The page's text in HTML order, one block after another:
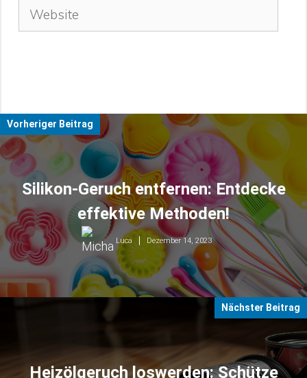
Vorheriger Beitrag
Silikon-Geruch entfernen: Entdecke
effektive Methoden!
Luca Dezember 14, 2023
Nächster Beitrag
Heizölgeruch loswerden: Schütze